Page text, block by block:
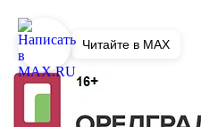
Читайте в MAX